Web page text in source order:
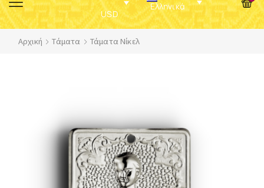
USD
Ελληνικά
Αρχική Τάματα Τάματα Νίκελ